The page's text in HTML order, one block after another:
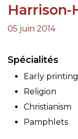
05 juin 2014
Spécialités
Early printing
Religion
Christianism
Pamphlets